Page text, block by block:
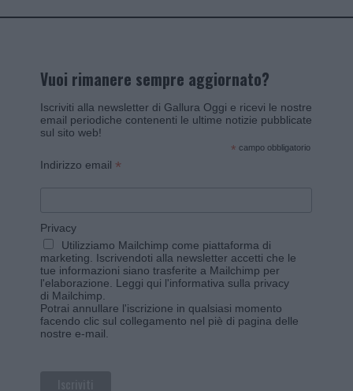
Vuoi rimanere sempre aggiornato?
Iscriviti alla newsletter di Gallura Oggi e ricevi le nostre
email periodiche contenenti le ultime notizie pubblicate
sul sito web!
* campo obbligatorio
Indirizzo email *
Privacy
Utilizziamo Mailchimp come piattaforma di
marketing. Iscrivendoti alla newsletter accetti che le
tue informazioni siano trasferite a Mailchimp per
l'elaborazione. Leggi qui l'informativa sulla privacy
di Mailchimp
Potrai annullare l'iscrizione in qualsiasi momento
facendo clic sul collegamento nel piè di pagina delle
nostre e-mail.